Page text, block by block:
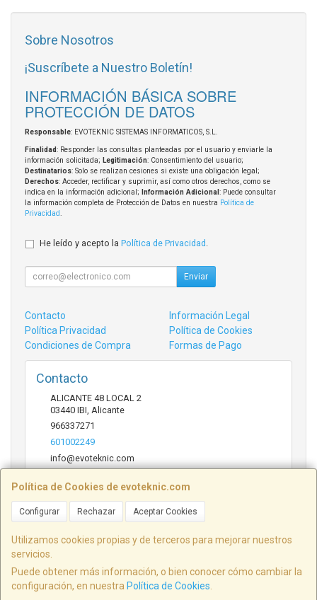
Política de Cookies de evoteknic.com
Configurar Rechazar Aceptar Cookies
Utilizamos cookies propias y de terceros para mejorar nuestros
servicios.
Puede obtener más información, o bien conocer cómo cambiar la
configuración, en nuestra Política de Cookies
Sobre Nosotros
¡Suscríbete a Nuestro Boletín!
INFORMACIÓN BÁSICA SOBRE
PROTECCIÓN DE DATOS
Responsable: EVOTEKNIC SISTEMAS INFORMATICOS, S.L.
Finalidad: Responder las consultas planteadas por el usuario y enviarle la
información solicitada; Legitimación: Consentimiento del usuario;
Destinatarios: Solo se realizan cesiones si existe una obligación legal;
Derechos: Acceder, rectificar y suprimir, así como otros derechos, como se
indica en la información adicional;
Información Adicional : Puede consultar
la información completa de Protección de Datos en nuestra Política de
Privacidad
He leído y acepto la Política de Privacidad
Enviar
Contacto
Información Legal
Política Privacidad
Política de Cookies
Condiciones de Compra
Formas de Pago
Contacto
ALICANTE 48 LOCAL 2
03440 IBI Alicante
966337271
601002249
info@evoteknic.com
Horario
ALICANTE 48 LOCAL 2, 03440, Alicante, España. - C.I.F.: B54578497 - Tfno:
601002249